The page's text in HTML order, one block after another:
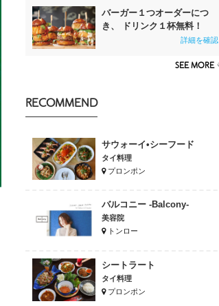
バーガー１つオーダーにつ
き、 ドリンク１杯無料！
詳細を確認
SEE MORE
RECOMMEND
サウォーイ•シーフード
タイ料理
プロンポン
バルコニー -Balcony-
美容院
トンロー
シートラート
タイ料理
プロンポン